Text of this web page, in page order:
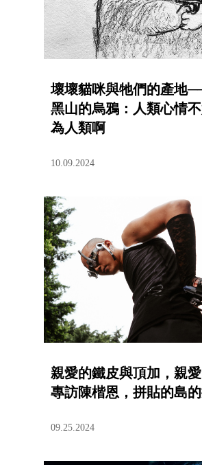
壞壞貓咪與牠們的產地
黑山的烏鴉：人類心情
為人類啊
10.09.2024
親愛的鐵皮與頂加，親
專訪陳楷恩，拼貼的島
09.25.2024